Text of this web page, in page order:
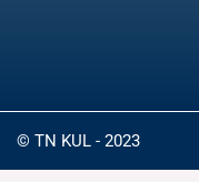
© TN KUL - 2023